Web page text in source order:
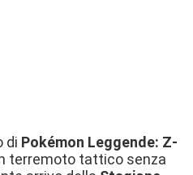
di Pokémon Leggende: Z-
terremoto tattico senza